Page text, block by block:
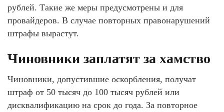
рублей. Такие же меры предусмотрены и для
провайдеров. В случае повторных правонарушений
штрафы вырастут.
Чиновники заплатят за хамство
Чиновники, допустившие оскорбления, получат
штраф от 50 тысяч до 100 тысяч рублей или
дисквалификацию на срок до года. За повторное